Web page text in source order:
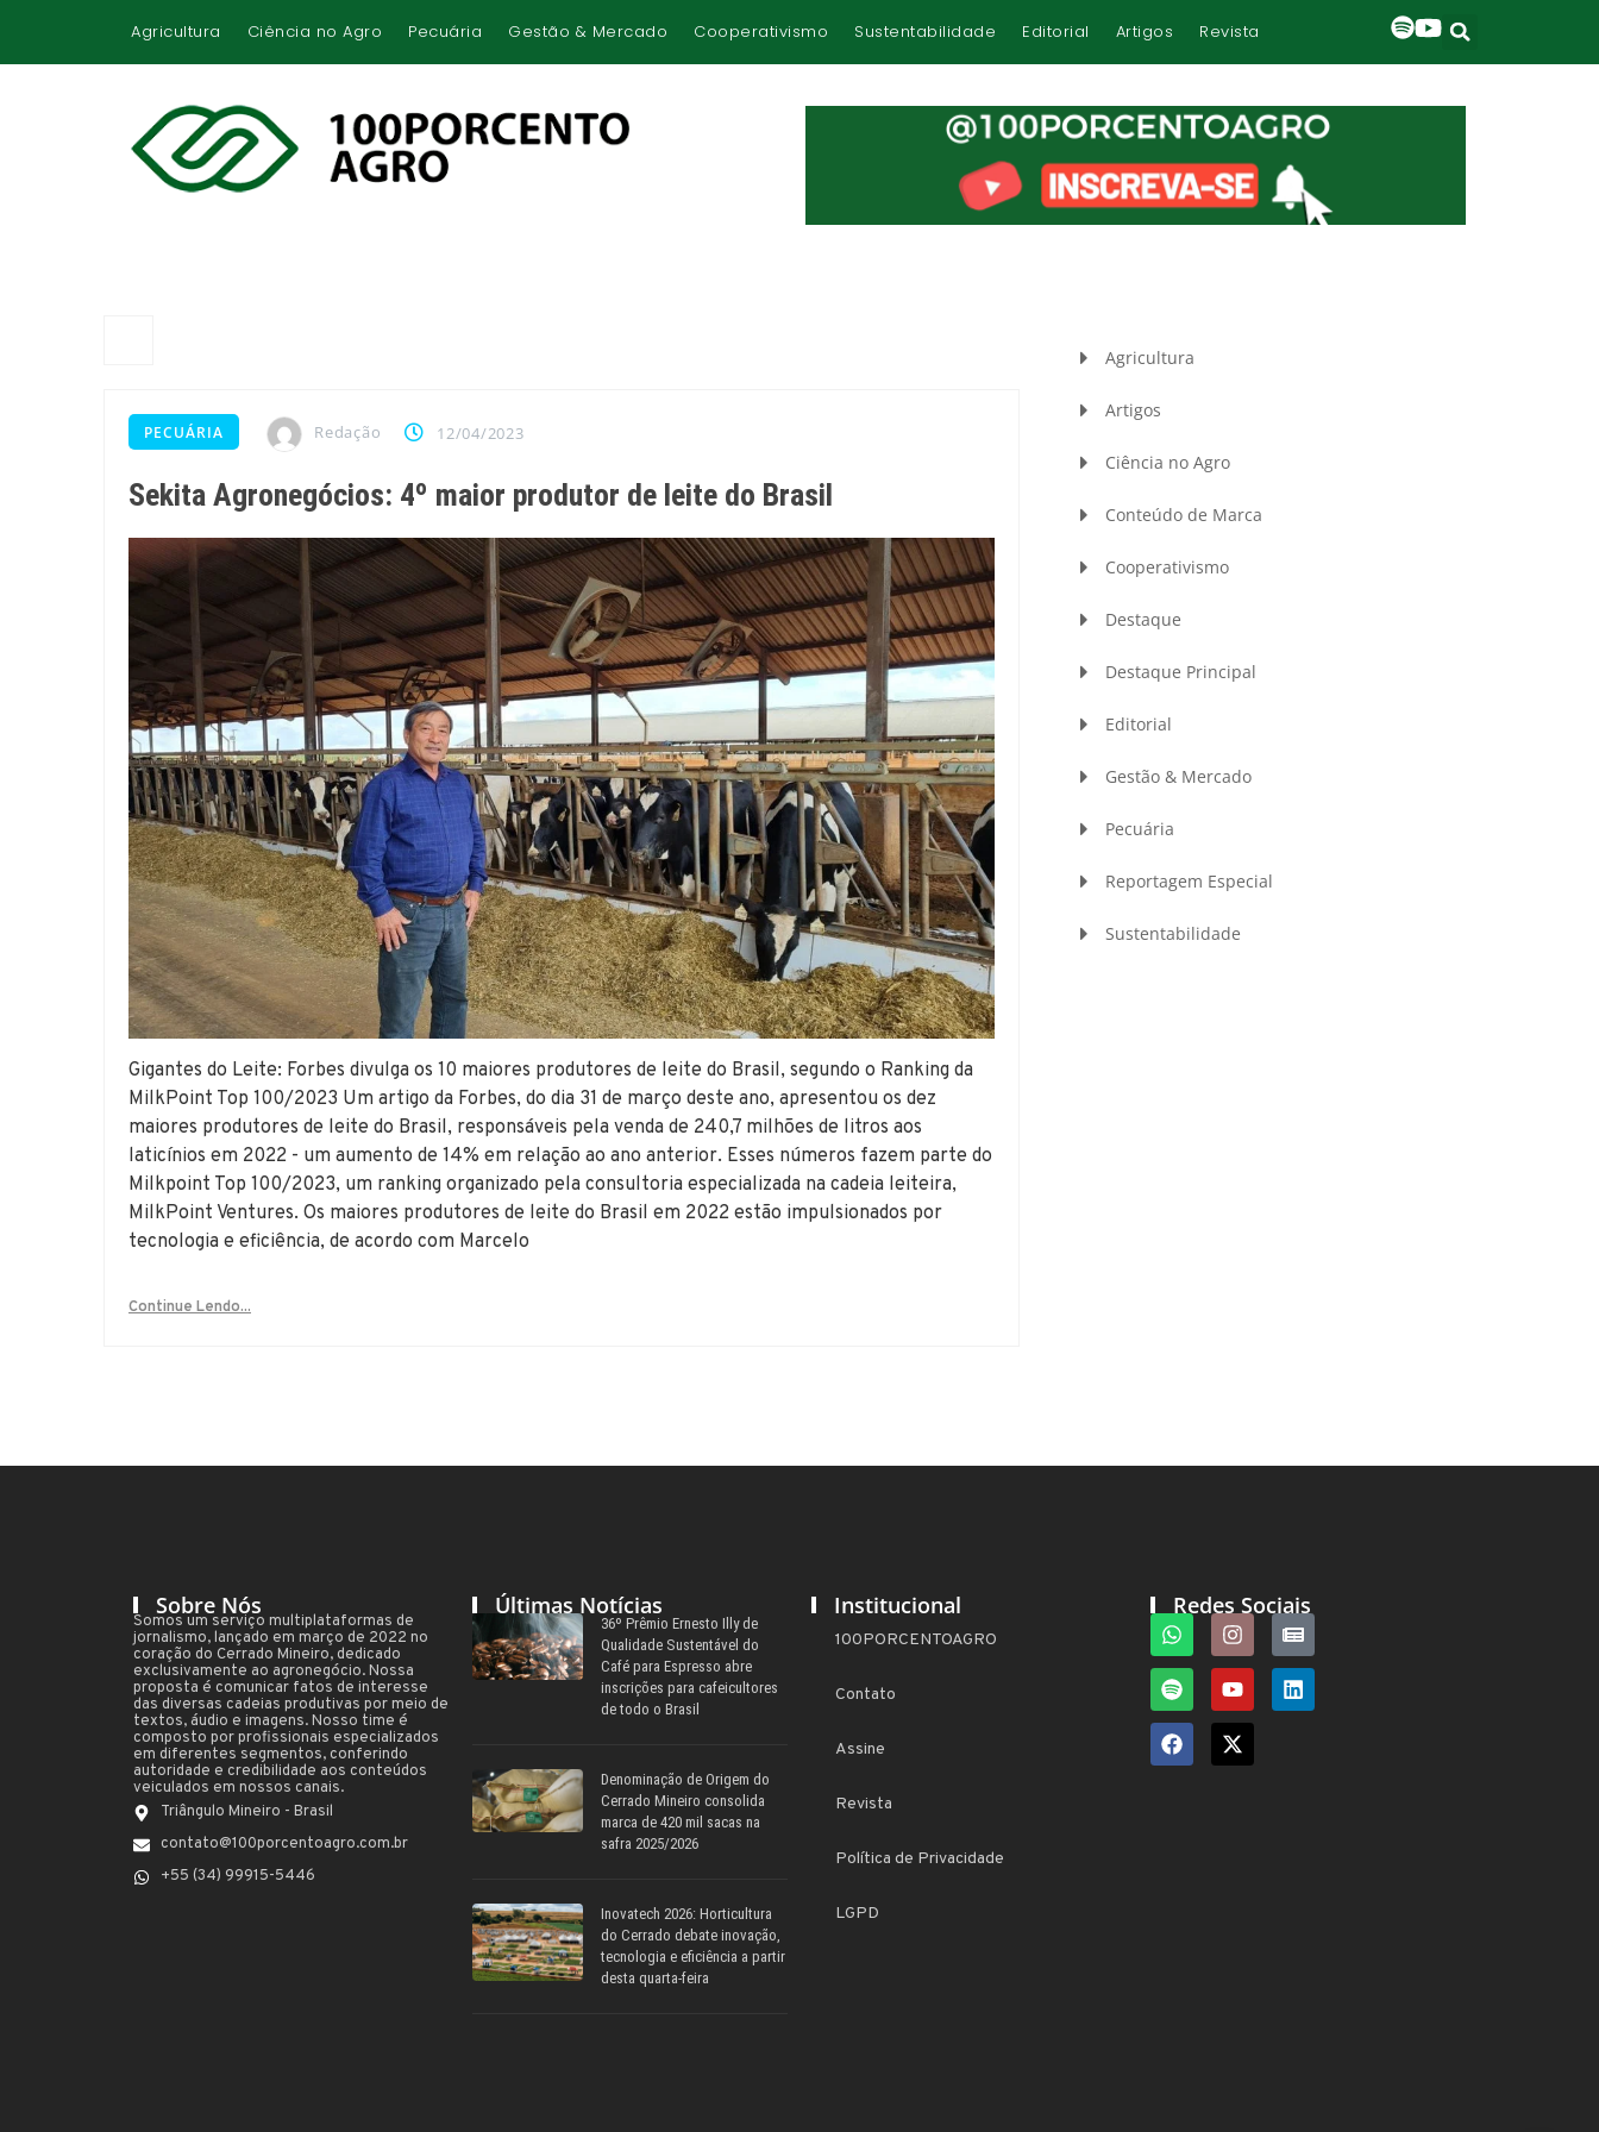
Agricultura Ciência no Agro Pecuária Gestão & Mercado Cooperativismo Sustentabilidade Editorial Artigos Revista
PECUÁRIA Redação 12/04/2023
Sekita Agronegócios: 4º maior produtor de leite do Brasil
Gigantes do Leite: Forbes divulga os 10 maiores produtores de leite do Brasil, segundo o Ranking da
MilkPoint Top 100/2023 Um artigo da Forbes, do dia 31 de março deste ano, apresentou os dez
maiores produtores de leite do Brasil, responsáveis pela venda de 240,7 milhões de litros aos
laticínios em 2022 - um aumento de 14% em relação ao ano anterior. Esses números fazem parte do
Milkpoint Top 100/2023, um ranking organizado pela consultoria especializada na cadeia leiteira,
MilkPoint Ventures. Os maiores produtores de leite do Brasil em 2022 estão impulsionados por
tecnologia e eficiência, de acordo com Marcelo
Continue Lendo...
Agricultura
Artigos
Ciência no Agro
Conteúdo de Marca
Cooperativismo
Destaque
Destaque Principal
Editorial
Gestão & Mercado
Pecuária
Reportagem Especial
Sustentabilidade
Sobre Nós
Somos um serviço multiplataformas de
jornalismo, lançado em março de 2022 no
coração do Cerrado Mineiro, dedicado
exclusivamente ao agronegócio. Nossa
proposta é comunicar fatos de interesse
das diversas cadeias produtivas por meio de
textos, áudio e imagens. Nosso time é
composto por profissionais especializados
em diferentes segmentos, conferindo
autoridade e credibilidade aos conteúdos
veiculados em nossos canais.
Triângulo Mineiro - Brasil
contato@100porcentoagro.com.br
+55 (34) 99915-5446
Últimas Notícias
36º Prêmio Ernesto Illy de
Qualidade Sustentável do
Café para Espresso abre
inscrições para cafeicultores
de todo o Brasil
Denominação de Origem do
Cerrado Mineiro consolida
marca de 420 mil sacas na
safra 2025/2026
Inovatech 2026: Horticultura
do Cerrado debate inovação,
tecnologia e eficiência a partir
desta quarta-feira
Institucional
100PORCENTOAGRO
Contato
Assine
Revista
Política de Privacidade
LGPD
Redes Sociais